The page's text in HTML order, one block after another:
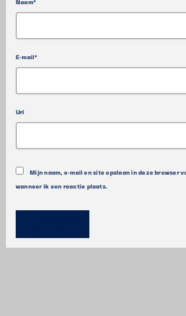
E-mail*
Url
Mijn naam, e-mail en site opslaan in deze browser
wanneer ik een reactie plaats.